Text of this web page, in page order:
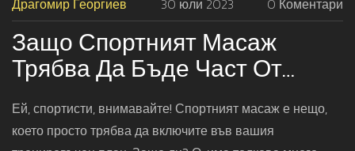
Драгомир Георгиев 30 юли 2023 0 Коментари
Защо Спортният Масаж
Трябва Да Бъде Част От
Вашия Тренировъчен План
Ей, спортисти, внимавайте! Спортният масаж е нещо,
което просто трябва да включите във вашия